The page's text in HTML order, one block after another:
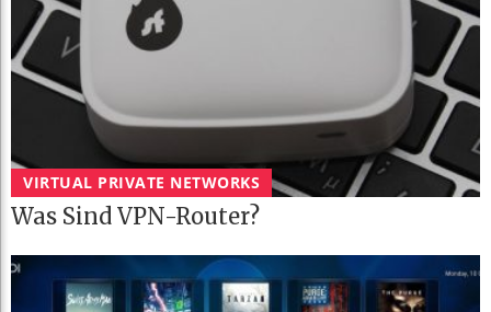
VIRTUAL PRIVATE NETWORKS
Was Sind VPN-Router?